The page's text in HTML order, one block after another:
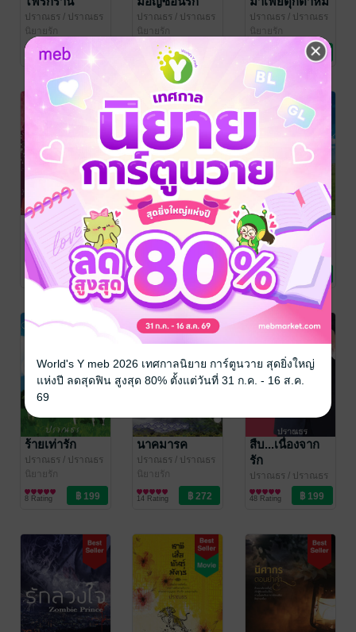
ปราณธร / ปราณธร
/ คาซี / ฯคีตกาล
นิยายรัก
10 Rating
ปราณธร / ปราณธร
/ คาซี / ฯคีตกาล
นิยายรัก
15 Rating
ปราณธร/ ปราณธร
/ คาซี / ฯคีตกาล
นิยายรัก
61 Rating
คีตธร
ฯคีตกาล (ปราณธร)
/ ปราณธร / คาซี / ฯ
คีตกาล
นิยายแฟนตาซี
7 Rating
SET รักเท่าร้าย
+ ร้ายเท่ารัก
ปราณธร
/ ปราณธร
/ คาซี / ฯคีตกาล
นิยายรัก
2 Rating
รักเท่าร้าย
ปราณธร
/ คาซี / ฯคีตกาล
นิยายรัก
12 Rating
ร้ายเท่ารัก
ปราณธร / ปราณธร
/ คาซี / ฯคีตกาล
นิยายรัก
8 Rating
นาคมารค
ปราณธร / ปราณธร
/ คาซี / ฯคีตกาล
นิยายรัก
14 Rating
สืบ...เนื่องจาก
รัก
ปราณธร/ ปราณธร
/ คาซี / ฯคีตกาล
นิยายรัก
48 Rating
World's Y meb 2026 เทศกาลนิยาย การ์ตูนวาย สุดยิ่งใหญ่
แห่งปี ลดสุดฟิน สูงสุด 80% ตั้งแต่วันที่ 31 ก.ค. - 16 ส.ค.
69